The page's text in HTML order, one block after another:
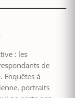
: les
de
Enquêtes à
portraits